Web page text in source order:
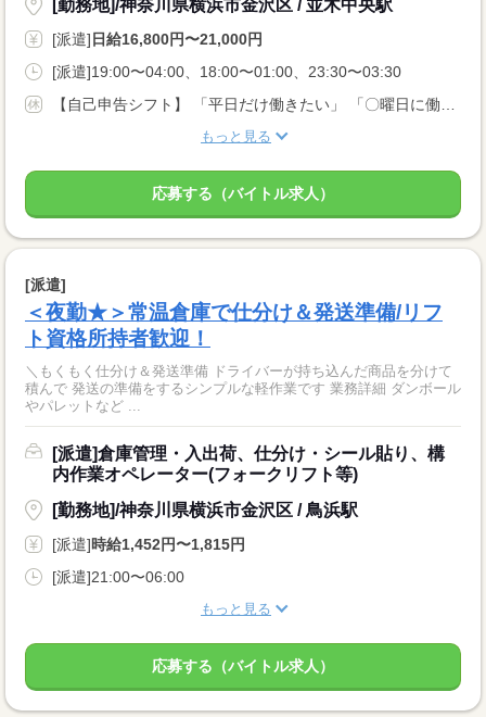
[勤務地]/神奈川県横浜市金沢区 / 並木中央駅
[派遣] 日給16,800円〜21,000円
[派遣]19:00〜04:00、18:00〜01:00、23:30〜03:30
もっと見る
応募する（バイトル求人）
[派遣]
＜夜勤★＞常温倉庫で仕分け＆発送準備/リフ
ト資格所持者歓迎！
＼もくもく仕分け＆発送準備 ドライバーが持ち込んだ商品を分けて
積んで 発送の準備をするシンプルな軽作業です 業務詳細 ダンボール
やパレットなど ...
[派遣]倉庫管理・入出荷、仕分け・シール貼り、構
内作業オペレーター(フォークリフト等)
[勤務地]/神奈川県横浜市金沢区 / 鳥浜駅
[派遣]時給1,452円〜1,815円
[派遣]21:00〜06:00
もっと見る
応募する（バイトル求人）